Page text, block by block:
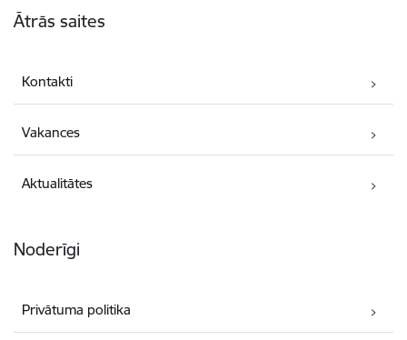
Ātrās saites
Kontakti
Vakances
Aktualitātes
Noderīgi
Privātuma politika